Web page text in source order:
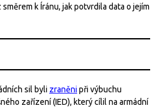
k Íránu, jak potvrdila data o jejím
sil byli zraněnipři výbuchu
zařízení (IED), který cílil na armádní